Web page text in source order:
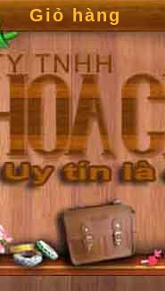
Giỏ hàng